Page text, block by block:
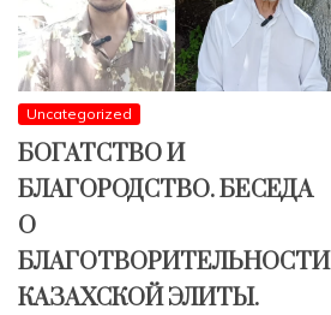
Uncategorized
БОГАТСТВО И
БЛАГОРОДСТВО. БЕСЕДА
О
БЛАГОТВОРИТЕЛЬНОСТИ
КАЗАХСКОЙ ЭЛИТЫ.